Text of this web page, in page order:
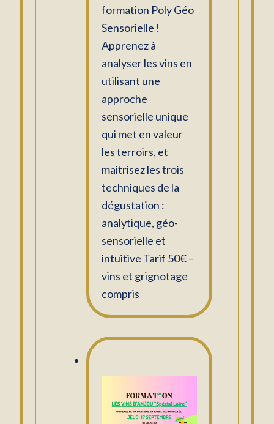
formation Poly Géo
Sensorielle !
Apprenez à
analyser les vins en
utilisant une
approche
sensorielle unique
qui met en valeur
les terroirs, et
maitrisez les trois
techniques de la
dégustation :
analytique, géo-
sensorielle et
intuitive Tarif 50€ –
vins et grignotage
compris